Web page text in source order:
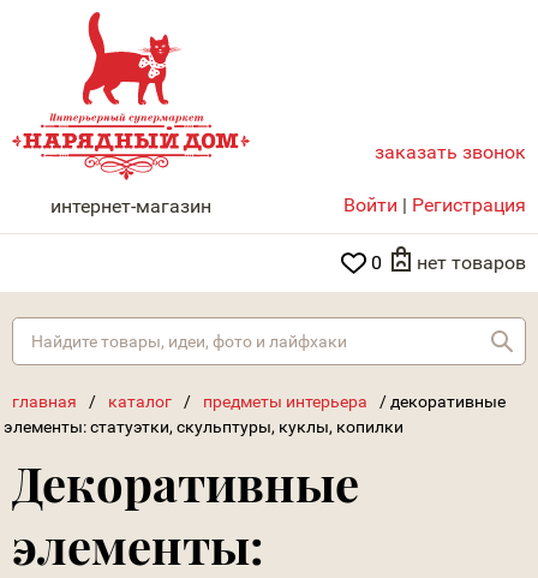
НАРЯДНЫЙ ДОМ
интернет-магазин
заказать звонок
Войти | Регистрация
0 нет товаров
главная / каталог / предметы интерьера / декоративные
элементы: статуэтки, скульптуры, куклы, копилки
Декоративные
элементы: